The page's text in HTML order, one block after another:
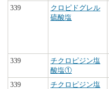
339
クロピドグレル
硫酸塩
339
チクロピジン塩
酸塩①
339
チクロピジン塩